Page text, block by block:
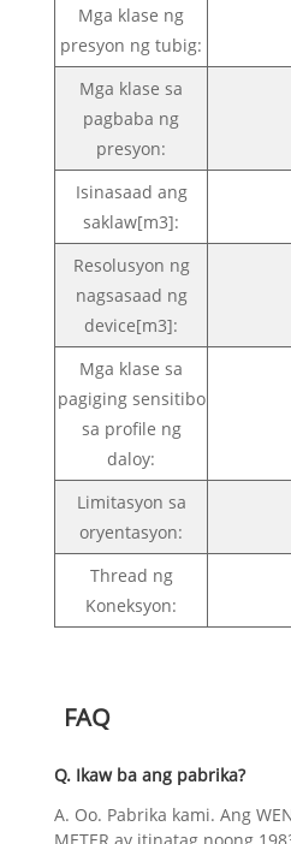
Mga klase ng
presyon ng tubig:
Mga klase sa
pagbaba ng
presyon:
Isinasaad ang
saklaw[m3]:
Resolusyon ng
nagsasaad ng
device[m3]:
Mga klase sa
pagiging sensitibo
sa profile ng
daloy:
Limitasyon sa
oryentasyon:
Thread ng
Koneksyon:
FAQ
Q. Ikaw ba ang pabrika?
A. Oo. Pabrika kami. Ang